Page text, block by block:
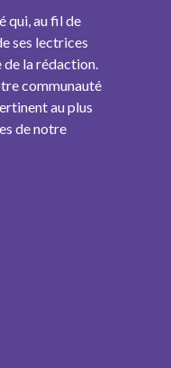
qui, au fil de
ses lectrices
de la rédaction.
communauté
au plus
de notre